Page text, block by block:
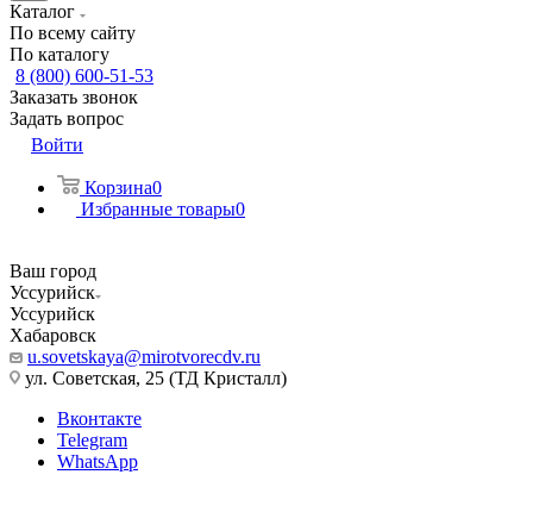
Каталог
По всему сайту
По каталогу
8 (800) 600-51-53
Заказать звонок
Задать вопрос
Войти
Корзина0
Избранные товары0
Ваш город
Уссурийск
Уссурийск
Хабаровск
u.sovetskaya@mirotvorecdv.ru
ул. Советская, 25 (ТД Кристалл)
Вконтакте
Telegram
WhatsApp